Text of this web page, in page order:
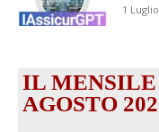
1
IL MENSILE
AGOSTO